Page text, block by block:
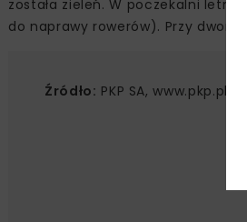
została zieleń. W poczekalni
do naprawy rowerów). Przy
Źródło: PKP SA, www.pkp.pl